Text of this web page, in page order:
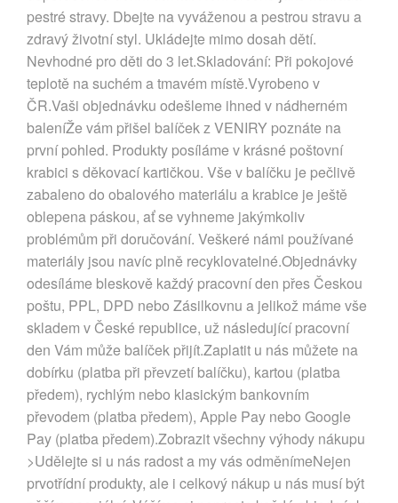
pestré stravy. Dbejte na vyváženou a pestrou stravu a
zdravý životní styl. Ukládejte mimo dosah dětí.
Nevhodné pro děti do 3 let.Skladování: Při pokojové
teplotě na suchém a tmavém místě.Vyrobeno v
ČR.Vaši objednávku odešleme ihned v nádherném
baleníŽe vám přišel balíček z VENIRY poznáte na
první pohled. Produkty posíláme v krásné poštovní
krabici s děkovací kartičkou. Vše v balíčku je pečlivě
zabaleno do obalového materiálu a krabice je ještě
oblepena páskou, ať se vyhneme jakýmkoliv
problémům při doručování. Veškeré námi používané
materiály jsou navíc plně recyklovatelné.Objednávky
odesíláme bleskově každý pracovní den přes Českou
poštu, PPL, DPD nebo Zásilkovnu a jelikož máme vše
skladem v České republice, už následující pracovní
den Vám může balíček přijít.Zaplatit u nás můžete na
dobírku (platba při převzetí balíčku), kartou (platba
předem), rychlým nebo klasickým bankovním
převodem (platba předem), Apple Pay nebo Google
Pay (platba předem).Zobrazit všechny výhody nákupu
>Udělejte si u nás radost a my vás odměnímeNejen
prvotřídní produkty, ale i celkový nákup u nás musí být